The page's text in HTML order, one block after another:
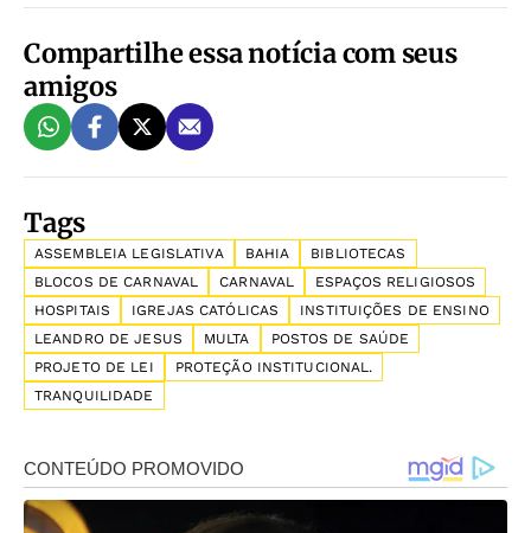
Compartilhe essa notícia com seus
amigos
Tags
ASSEMBLEIA LEGISLATIVA BAHIA
BIBLIOTECAS
BLOCOS DE CARNAVAL
CARNAVAL
ESPAÇOS RELIGIOSOS
HOSPITAIS
IGREJAS CATÓLICAS
INSTITUIÇÕES DE ENSINO
LEANDRO DE JESUS
MULTA
POSTOS DE SAÚDE
PROJETO DE LEI
PROTEÇÃO INSTITUCIONAL.
TRANQUILIDADE